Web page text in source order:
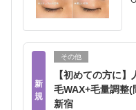
新
規
その他
【初めての方に
毛WAX+毛量調整
新宿